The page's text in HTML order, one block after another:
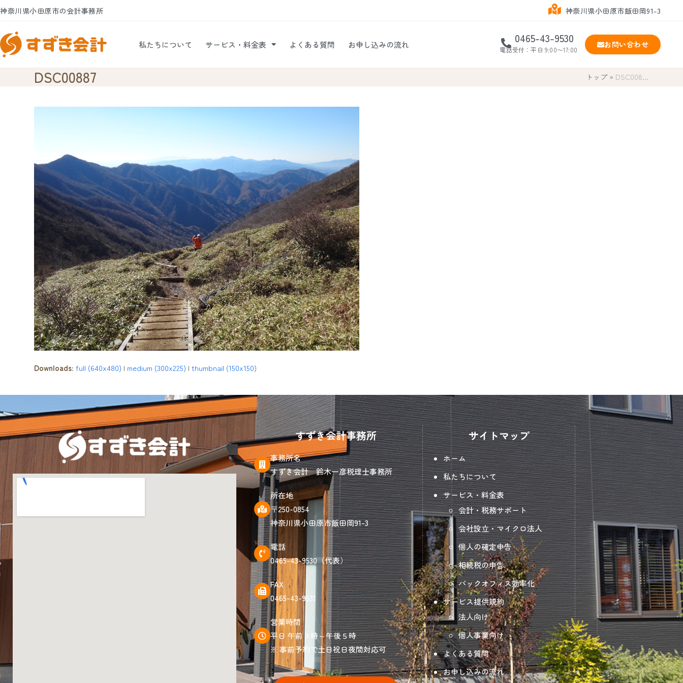
Skip
content
神奈川県小田原市の会計事務所 神奈川県小田原市飯田岡91-3
私たちについて サービス・料金表 よくある質問 お申し込みの流れ 0465-43-9530
電話受付：平日 9:00〜17:00 お問い合わせ
DSC00887 トップ» DSC008…
Downloads:full (640x480) | medium (300x225) |thumbnail (150x150)
すずき会計事務所
事務所名
すずき会計 鈴木一彦税理士事務所
所在地
〒250-0854
神奈川県小田原市飯田岡91-3
電話
0465-43-9530（代表）
FAX
0465-43-9531
営業時間
平日 午前９時～午後５時
※ 事前予約で土日祝日夜間対応可
サイトマップ
ホーム
私たちについて
サービス・料金表
会計・税務サポート
会社設立・マイクロ法人
個人の確定申告
相続税の申告
バックオフィス効率化
サービス提供規約
法人向け
個人事業向け
よくある質問
お申し込みの流れ